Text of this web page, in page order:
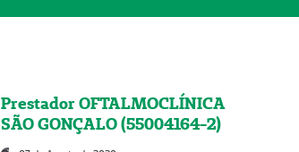
Prestador OFTALMOCLÍNICA
SÃO GONÇALO (55004164-2)